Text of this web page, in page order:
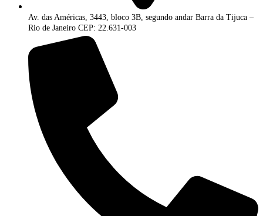
Av. das Américas, 3443, bloco 3B, segundo andar Barra da Tijuca –
Rio de Janeiro CEP: 22.631-003